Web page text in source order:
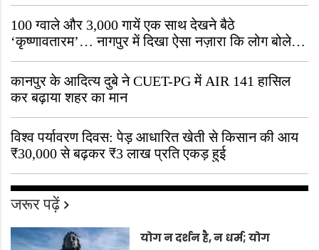
100 ग्वाले और 3,000 गायें एक साथ देखने बैठे
‘कृष्णावतारम’… नागपुर में दिखा ऐसा नज़ारा कि लोग बोले,
“ऐसा तो सिर्फ़ कृष्ण ही कर सकते हैं”
कानपुर के आदित्य दुबे ने CUET-PG में AIR 141 हासिल
कर बढ़ाया शहर का मान
विश्व पर्यावरण दिवस: पेड़ आधारित खेती से किसान की आय
₹30,000 से बढ़कर ₹3 लाख प्रति एकड़ हुई
जरूर पढ़ें
योग न दर्शन है, न धर्म; योग